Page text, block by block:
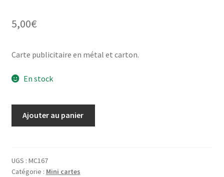
5,00€
Carte publicitaire en métal et carton.
En stock
Homard
Ajouter au panier
UGS : MC167
Catégorie : Mini cartes